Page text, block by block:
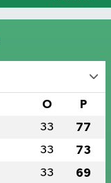
O P
33 77
33 73
33 69